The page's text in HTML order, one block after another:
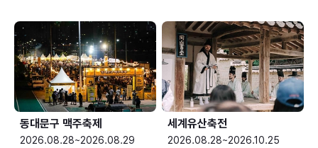
동대문구 맥주축제
2026.08.28~2026.08.29
세계유산축전
2026.08.28~2026.10.25